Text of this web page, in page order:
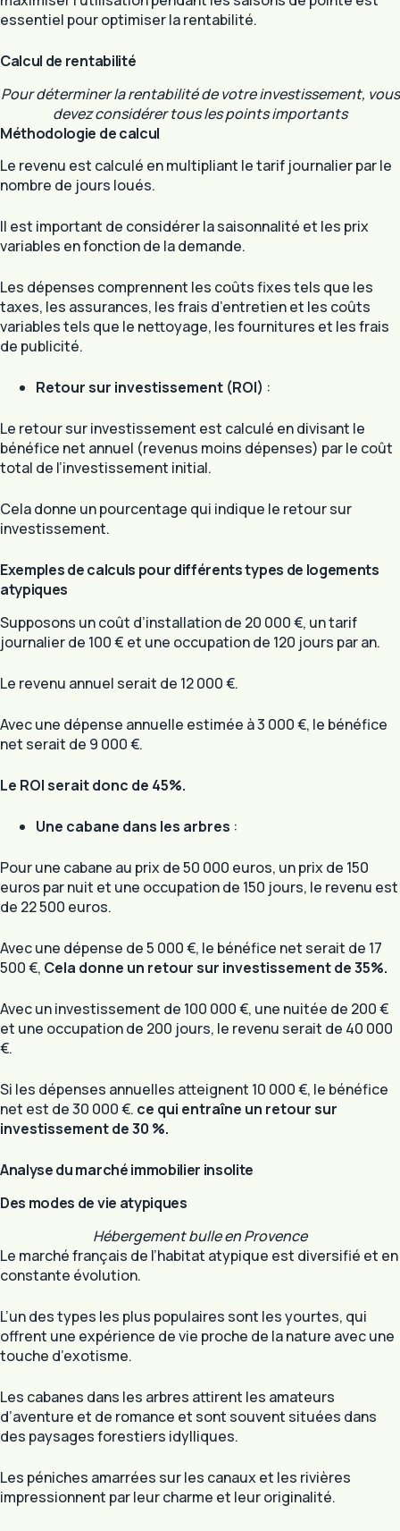
essentiel pour optimiser la rentabilité.
Calcul de rentabilité
Pour déterminer la rentabilité de votre investissement, vous
devez considérer tous les points importants
Méthodologie de calcul
Le revenu est calculé en multipliant le tarif journalier par le
nombre de jours loués.
Il est important de considérer la saisonnalité et les prix
variables en fonction de la demande.
Les dépenses comprennent les coûts fixes tels que les
taxes, les assurances, les frais d’entretien et les coûts
variables tels que le nettoyage, les fournitures et les frais
de publicité.
Retour sur investissement (ROI) :
Le retour sur investissement est calculé en divisant le
bénéfice net annuel (revenus moins dépenses) par le coût
total de l’investissement initial.
Cela donne un pourcentage qui indique le retour sur
investissement.
Exemples de calculs pour différents types de logements
atypiques
Supposons un coût d’installation de 20 000 €, un tarif
journalier de 100 € et une occupation de 120 jours par an.
Le revenu annuel serait de 12 000 €.
Avec une dépense annuelle estimée à 3 000 €, le bénéfice
net serait de 9 000 €.
Le ROI serait donc de 45%.
Une cabane dans les arbres :
Pour une cabane au prix de 50 000 euros, un prix de 150
euros par nuit et une occupation de 150 jours, le revenu est
de 22 500 euros.
Avec une dépense de 5 000 €, le bénéfice net serait de 17
500 €, Cela donne un retour sur investissement de 35%.
Avec un investissement de 100 000 €, une nuitée de 200 €
et une occupation de 200 jours, le revenu serait de 40 000
€.
Si les dépenses annuelles atteignent 10 000 €, le bénéfice
net est de 30 000 €. ce qui entraîne un retour sur
investissement de 30 %.
Analyse du marché immobilier insolite
Des modes de vie atypiques
Hébergement bulle en Provence
Le marché français de l’habitat atypique est diversifié et en
constante évolution.
L’un des types les plus populaires sont les yourtes, qui
offrent une expérience de vie proche de la nature avec une
touche d’exotisme.
Les cabanes dans les arbres attirent les amateurs
d’aventure et de romance et sont souvent situées dans
des paysages forestiers idylliques.
Les péniches amarrées sur les canaux et les rivières
impressionnent par leur charme et leur originalité.